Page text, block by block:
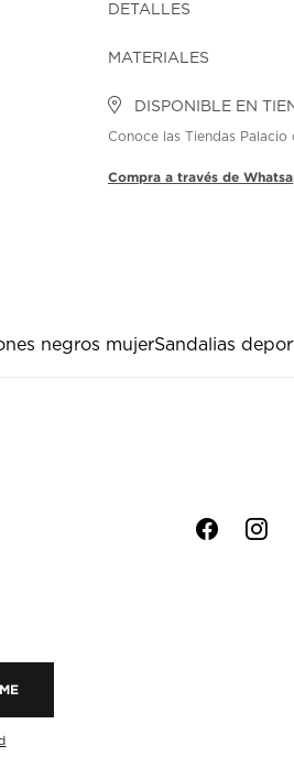
DETALLES
MATERIALES
DISPONIBLE EN
Conoce las Tiendas
Compra a través de
negros mujerSandalias
f i